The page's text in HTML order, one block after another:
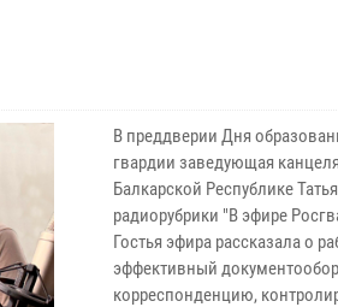
В преддверии Дня
гвардии заведующая
Балкарской Республике
радиорубрики "В эфире
Гостья эфира рассказала о
эффективный
корреспонденцию,